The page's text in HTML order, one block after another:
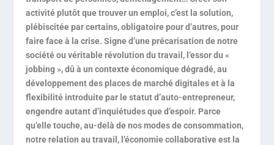
activité plutôt que trouver un emploi, c’est la solution,
plébiscitée par certains, obligatoire pour d’autres, pour
faire face à la crise. Signe d’une précarisation de notre
société ou véritable révolution du travail, l’essor du «
jobbing », dû à un contexte économique dégradé, au
développement des places de marché digitales et à la
flexibilité introduite par le statut d’auto-entrepreneur,
engendre autant d’inquiétudes que d’espoir. Parce
qu’elle touche, au-delà de nos modes de consommation,
notre relation au travail, l’économie collaborative est la